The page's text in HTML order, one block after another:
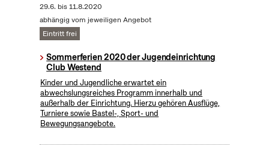
29.6. bis11.8.2020
abhängig vom jeweiligen Angebot
Eintritt frei
Sommerferien 2020 der Jugendeinrichtung
Club Westend
Kinder und Jugendliche erwartet ein
abwechslungsreiches Programm innerhalb und
außerhalb der Einrichtung. Hierzu gehören Ausflüge,
Turniere sowie Bastel-, Sport- und
Bewegungsangebote.